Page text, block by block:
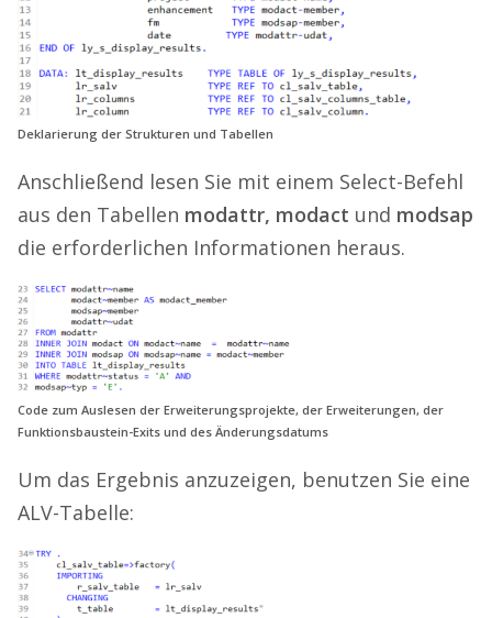
Deklarierung der Strukturen und Tabellen
Anschließend lesen Sie mit einem Select-Befehl
aus den Tabellen modattr, modact und modsap
die erforderlichen Informationen heraus.
Code zum Auslesen der Erweiterungsprojekte, der Erweiterungen, der
Funktionsbaustein-Exits und des Änderungsdatums
Um das Ergebnis anzuzeigen, benutzen Sie eine
ALV-Tabelle: